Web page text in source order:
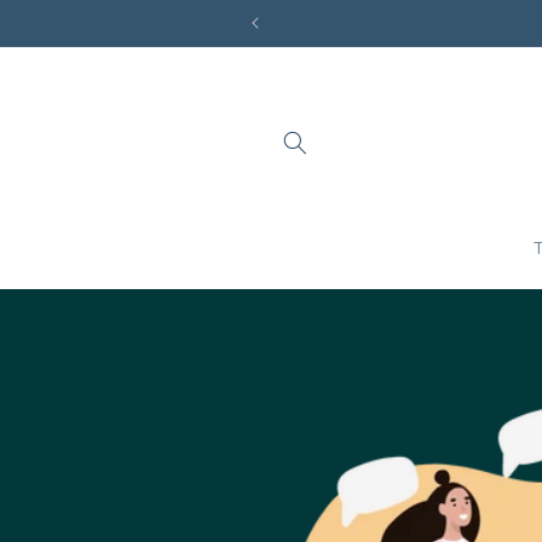
al contenido